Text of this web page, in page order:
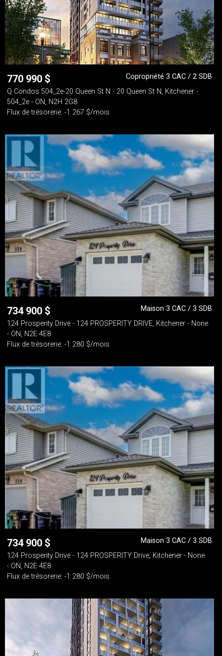
770 990 $
Copropriété 3 CAC / 2 SDB
Q Condos 504_2e-20 Queen St N - 20 Queen St N, Kitchener -
504_2e - ON, N2H 2G8
Flux de trésorerie: -1 267 $/mois
734 900 $
Maison 3 CAC / 3 SDB
124 Prosperity Drive - 124 PROSPERITY DRIVE, Kitchener - None
- ON, N2E 4E8
Flux de trésorerie: -1 280 $/mois
734 900 $
Maison 3 CAC / 3 SDB
124 Prosperity Drive - 124 PROSPERITY Drive, Kitchener - None
- ON, N2E 4E8
Flux de trésorerie: -1 280 $/mois